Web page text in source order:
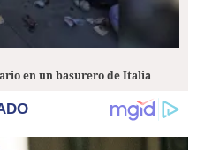
en un basurero de Italia